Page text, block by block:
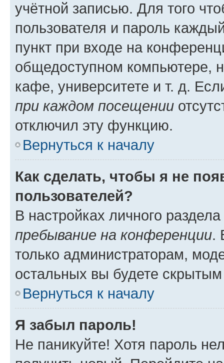
учётной записью. Для того
пользователя и пароль
пункт при входе на
общедоступном компьютере,
кафе, университете и т. д.
при каждом посещении
отключил эту функцию.
Вернуться к началу
Как сделать, чтобы я не
пользователей?
В настройках личного
пребывание на конференции.
только администраторам,
остальных вы будете
Вернуться к началу
Я забыл пароль!
Не паникуйте! Хотя пароль